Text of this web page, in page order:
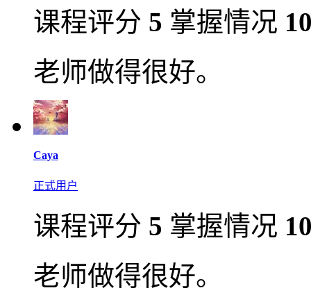
课程评分 5 掌握情况
老师做得很好。
Caya
正式用户
课程评分 5 掌握情况
老师做得很好。